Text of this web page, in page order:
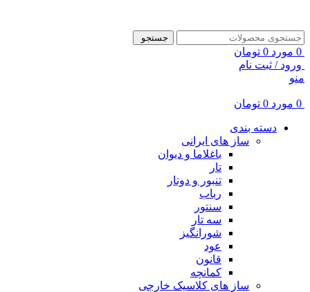
جستجو
0 مورد 0 تومان
ورود / ثبت نام
منو
0 مورد 0 تومان
دسته بندی
ساز های ایرانی
باغلاما و دیوان
تار
تنبور و دوتار
رباب
سنتور
سه تار
شورانگیز
عود
قانون
کمانچه
ساز های کلاسیک خارجی